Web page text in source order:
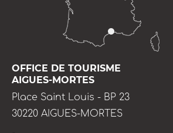
OFFICE DE TOURISME
AIGUES-MORTES
Place Saint Louis - BP 23
30220 AIGUES-MORTES